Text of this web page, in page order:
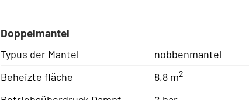
Doppelmantel
Typus der Mantel
nobbenmantel
Beheizte fläche
8,8 m2